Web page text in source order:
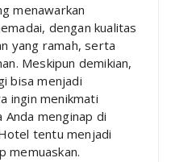
menawarkan
dengan kualitas
yang ramah, serta
Meskipun demikian,
bisa menjadi
ingin menikmati
Anda menginap di
tentu menjadi
memuaskan.